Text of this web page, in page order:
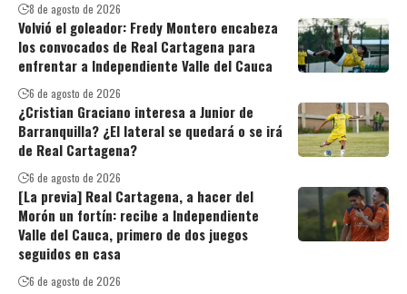
8 de agosto de 2026
Volvió el goleador: Fredy Montero encabeza
los convocados de Real Cartagena para
enfrentar a Independiente Valle del Cauca
6 de agosto de 2026
¿Cristian Graciano interesa a Junior de
Barranquilla? ¿El lateral se quedará o se irá
de Real Cartagena?
6 de agosto de 2026
[La previa] Real Cartagena, a hacer del
Morón un fortín: recibe a Independiente
Valle del Cauca, primero de dos juegos
seguidos en casa
6 de agosto de 2026